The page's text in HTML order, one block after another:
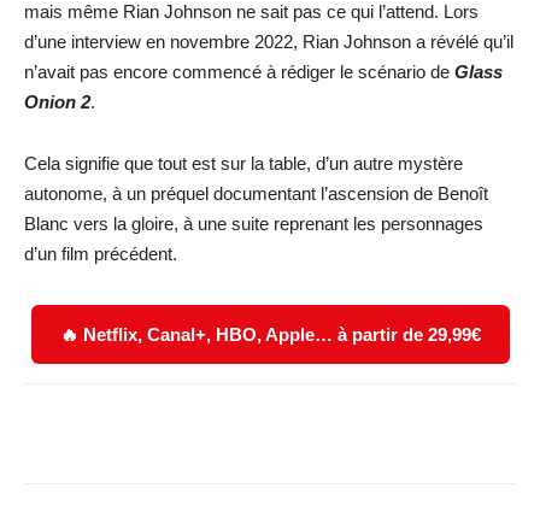
mais même Rian Johnson ne sait pas ce qui l’attend. Lors
d’une interview en novembre 2022, Rian Johnson a révélé qu’il
n’avait pas encore commencé à rédiger le scénario de Glass
Onion 2.
Cela signifie que tout est sur la table, d’un autre mystère
autonome, à un préquel documentant l’ascension de Benoît
Blanc vers la gloire, à une suite reprenant les personnages
d’un film précédent.
🔥 Netflix, Canal+, HBO, Apple… à partir de 29,99€